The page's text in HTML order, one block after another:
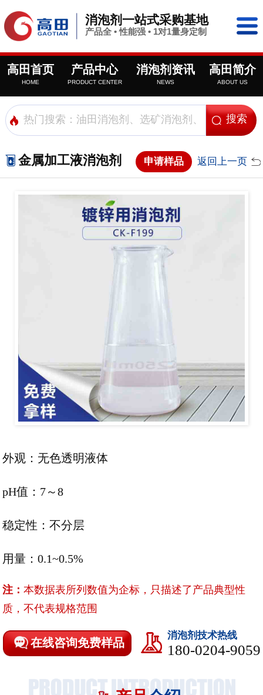
消泡剂一站式采购基地
产品全 • 性能强 • 1对1量身定制
高田首页
HOME
产品中心
PRODUCT CENTER
消泡剂资讯
NEWS
高田简介
ABOUT US
金属加工液消泡剂 申请样品 返回上一页
外观：无色透明液体
pH值：7～8
稳定性：不分层
用量：0.1~0.5%
注：本数据表所列数值为企标，只描述了产品典型性
质，不代表规格范围
在线咨询免费样品
消泡剂技术热线
180-0204-9059